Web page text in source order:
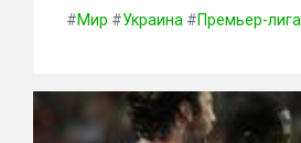
#Мир #Украина #Премьер-лига